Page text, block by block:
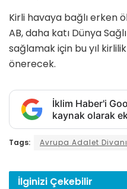
Kirli havaya bağlı erken
AB, daha katı Dünya
sağlamak için bu yıl
önerecek.
İklim Haber'i
kaynak olarak
Tags: Avrupa Adalet Divanı
İlginizi Çekebilir